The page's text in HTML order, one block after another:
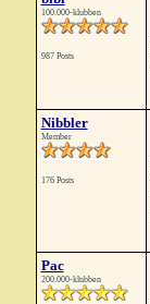
100.000-klubben
987 Posts
Nibbler
Member
176 Posts
Pac
200.000-klubben